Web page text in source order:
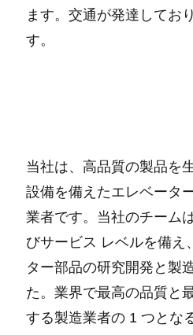
ます。交通が発達してお
す。
当社は、高品質の製品を
設備を備えたエレベータ
業者です。当社のチーム
びサービス レベルを備え
ター部品の研究開発と製
た。業界で最高の品質と
する製造業者の 1 つとな